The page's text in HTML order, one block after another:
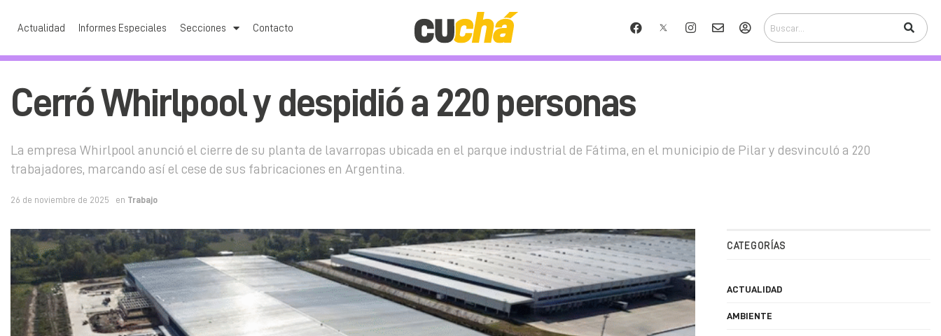
Actualidad Informes Especiales Secciones Contacto
Cerró Whirlpool y despidió a 220 personas
La empresa Whirlpool anunció el cierre de su planta de lavarropas ubicada en el parque industrial de Fátima, en el municipio de Pilar y desvinculó a 220
trabajadores, marcando así el cese de sus fabricaciones en Argentina.
26 de noviembre de 2025 en Trabajo
CATEGORÍAS
ACTUALIDAD
AMBIENTE